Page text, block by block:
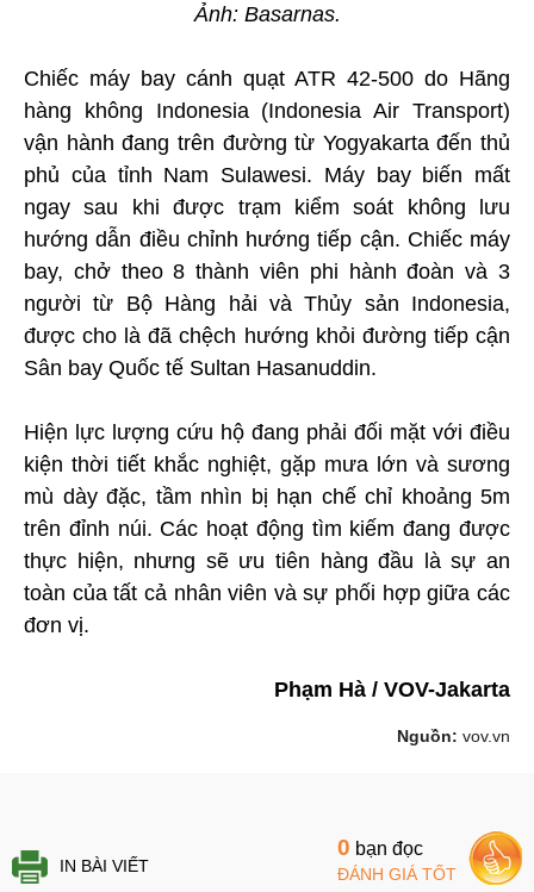
Ảnh: Basarnas.
Chiếc máy bay cánh quạt ATR 42-500 do Hãng
hàng không Indonesia (Indonesia Air Transport)
vận hành đang trên đường từ Yogyakarta đến thủ
phủ của tỉnh Nam Sulawesi. Máy bay biến mất
ngay sau khi được trạm kiểm soát không lưu
hướng dẫn điều chỉnh hướng tiếp cận. Chiếc máy
bay, chở theo 8 thành viên phi hành đoàn và 3
người từ Bộ Hàng hải và Thủy sản Indonesia,
được cho là đã chệch hướng khỏi đường tiếp cận
Sân bay Quốc tế Sultan Hasanuddin.
Hiện lực lượng cứu hộ đang phải đối mặt với điều
kiện thời tiết khắc nghiệt, gặp mưa lớn và sương
mù dày đặc, tầm nhìn bị hạn chế chỉ khoảng 5m
trên đỉnh núi. Các hoạt động tìm kiếm đang được
thực hiện, nhưng sẽ ưu tiên hàng đầu là sự an
toàn của tất cả nhân viên và sự phối hợp giữa các
đơn vị.
Phạm Hà / VOV-Jakarta
Nguồn: vov.vn
IN BÀI VIẾT
0 bạn đọc
ĐÁNH GIÁ TỐT